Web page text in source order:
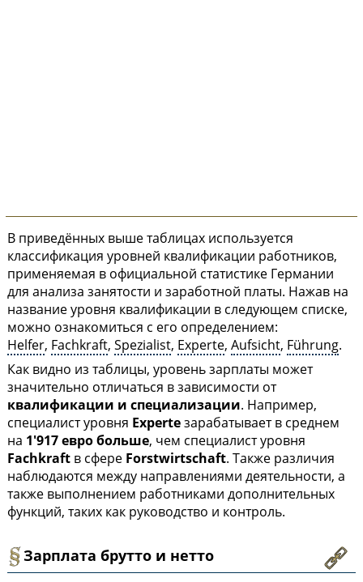
В приведённых выше таблицах используется
классификация уровней квалификации работников,
применяемая в официальной статистике Германии
для анализа занятости и заработной платы. Нажав на
название уровня квалификации в следующем списке,
можно ознакомиться с его определением:
Helfer, Fachkraft, Spezialist, Experte, Aufsicht, Führung.
Как видно из таблицы, уровень зарплаты может
значительно отличаться в зависимости от
квалификации и специализации. Например,
специалист уровня Experteзарабатывает в среднем
на 1'917 евро больше, чем специалист уровня
Fachkraftв сфере Forstwirtschaft. Также различия
наблюдаются между направлениями деятельности, а
также выполнением работниками дополнительных
функций, таких как руководство и контроль.
Зарплата брутто и нетто